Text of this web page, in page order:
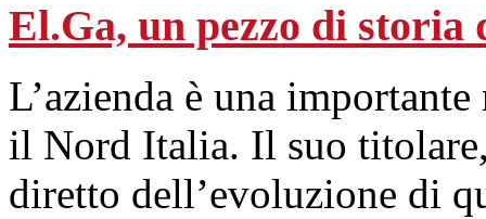
El.Ga, un pezzo di storia
L’azienda è una
il Nord Italia. Il suo
diretto dell’evoluzione di